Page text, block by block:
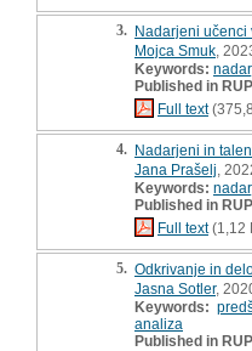
3. Nadarjeni učenci
Mojca Smuk ,
Keywords:
Published in
Full text
4. Nadarjeni in
Jana Prašelj ,
Keywords:
Published in
Full text(1,12
5. Odkrivanje in
Jasna Sotler,
Keywords:
analiza
Published in